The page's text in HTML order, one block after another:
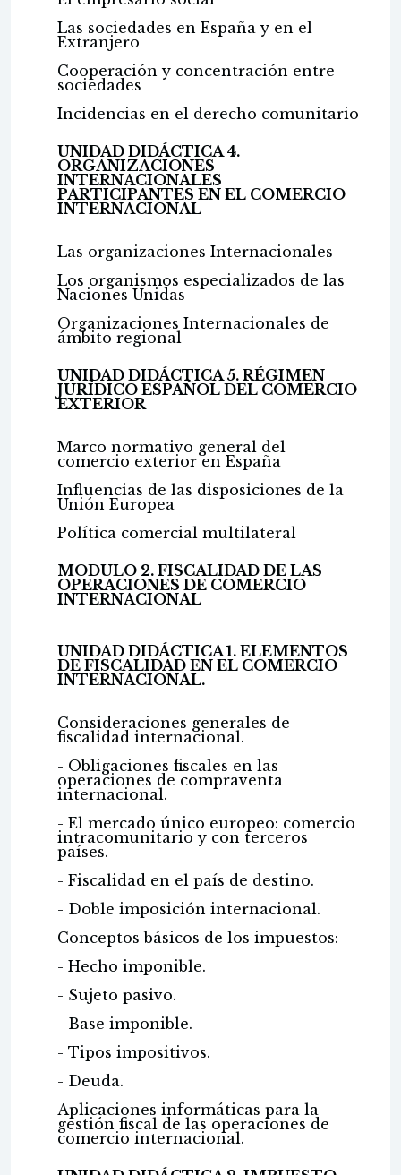
Las sociedades en España y en el
Extranjero
Cooperación y concentración entre
sociedades
Incidencias en el derecho comunitario
UNIDAD DIDÁCTICA 4.
ORGANIZACIONES
INTERNACIONALES
PARTICIPANTES EN EL COMERCIO
INTERNACIONAL
Las organizaciones Internacionales
Los organismos especializados de las
Naciones Unidas
Organizaciones Internacionales de
ámbito regional
UNIDAD DIDÁCTICA 5. RÉGIMEN
JURÍDICO ESPAÑOL DEL COMERCIO
EXTERIOR
Marco normativo general del
comercio exterior en España
Influencias de las disposiciones de la
Unión Europea
Política comercial multilateral
MODULO 2. FISCALIDAD DE LAS
OPERACIONES DE COMERCIO
INTERNACIONAL
UNIDAD DIDÁCTICA 1. ELEMENTOS
DE FISCALIDAD EN EL COMERCIO
INTERNACIONAL.
Consideraciones generales de
fiscalidad internacional.
- Obligaciones fiscales en las
operaciones de compraventa
internacional.
- El mercado único europeo: comercio
intracomunitario y con terceros
países.
- Fiscalidad en el país de destino.
- Doble imposición internacional.
Conceptos básicos de los impuestos:
- Hecho imponible.
- Sujeto pasivo.
- Base imponible.
- Tipos impositivos.
- Deuda.
Aplicaciones informáticas para la
gestión fiscal de las operaciones de
comercio internacional.